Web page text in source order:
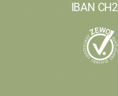
IBAN